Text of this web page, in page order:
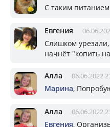
С таким
Евгения
Слишком урезали,
начнёт "копить
Алла 06.06.2022
Марина,
Алла 06.06.2022
Евгения,